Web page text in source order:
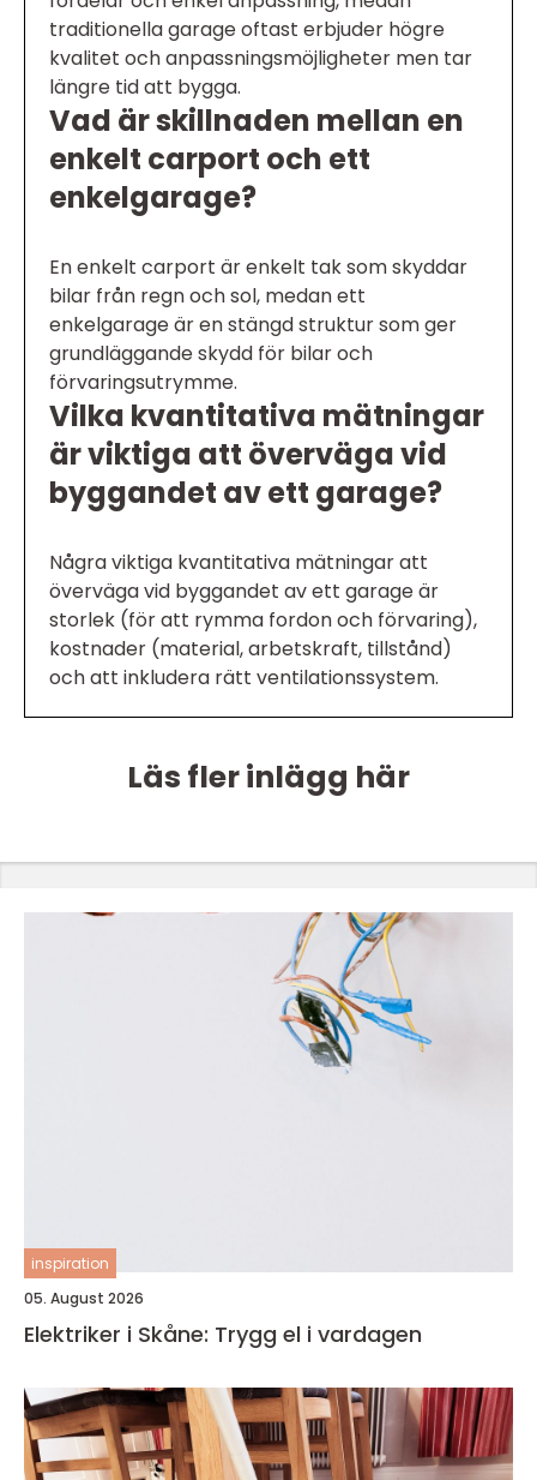
traditionella garage oftast erbjuder högre
kvalitet och anpassningsmöjligheter men tar
längre tid att bygga.
Vad är skillnaden mellan en
enkelt carport och ett
enkelgarage?
En enkelt carport är enkelt tak som skyddar
bilar från regn och sol, medan ett
enkelgarage är en stängd struktur som ger
grundläggande skydd för bilar och
förvaringsutrymme.
Vilka kvantitativa mätningar
är viktiga att överväga vid
byggandet av ett garage?
Några viktiga kvantitativa mätningar att
överväga vid byggandet av ett garage är
storlek (för att rymma fordon och förvaring),
kostnader (material, arbetskraft, tillstånd)
och att inkludera rätt ventilationssystem.
Läs fler inlägg här
inspiration
05. August 2026
Elektriker i Skåne: Trygg el i vardagen